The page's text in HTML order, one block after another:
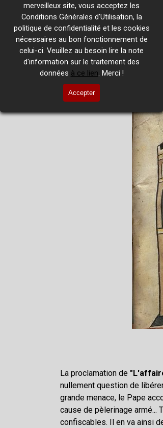
merveilleux site, vous acceptez les
Conditions Générales d'Utilisation, la
politique de confidentialité et les cookies
nécessaires au bon fonctionnement de
celui-ci. Veuillez au besoin lire la note
d'information sur le traitement des
données à ce lien . Merci !
Accepter
La proclamation de
nullement question de
grande menace, le Pape
cause de pèlerinage armé...
confiscables. Il en va ainsi